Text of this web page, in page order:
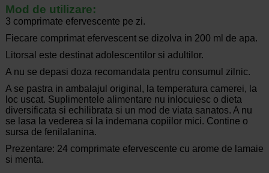
Mod de utilizare:
3 comprimate efervescente pe zi.
Fiecare comprimat efervescent se dizolva in 200 ml de apa.
Litorsal este destinat adolescentilor si adultilor.
A nu se depasi doza recomandata pentru consumul zilnic.
A se pastra in ambalajul original, la temperatura camerei, la
loc uscat. Suplimentele alimentare nu inlocuiesc o dieta
diversificata si echilibrata si un mod de viata sanatos. A nu
se lasa la vederea si la indemana copiilor mici. Contine o
sursa de fenilalanina.
Prezentare: 24 comprimate efervescente cu arome de lamaie
si menta.